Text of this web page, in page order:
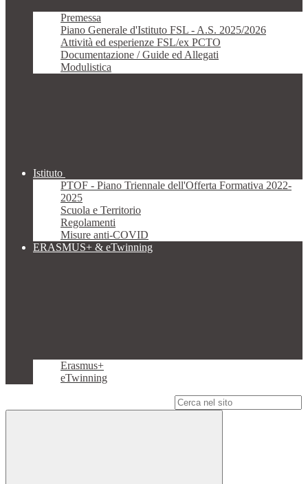
Premessa
Piano Generale d'Istituto FSL - A.S. 2025/2026
Attività ed esperienze FSL/ex PCTO
Documentazione / Guide ed Allegati
Modulistica
Istituto
PTOF - Piano Triennale dell'Offerta Formativa 2022-
2025
Scuola e Territorio
Regolamenti
Misure anti-COVID
ERASMUS+ & eTwinning
Erasmus+
eTwinning